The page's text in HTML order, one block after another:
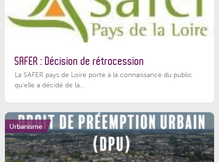
SAFER : Décision de rétrocession
La SAFER pays de Loire porte à la connaissance du public
qu’elle a décidé de la...
Urbanisme